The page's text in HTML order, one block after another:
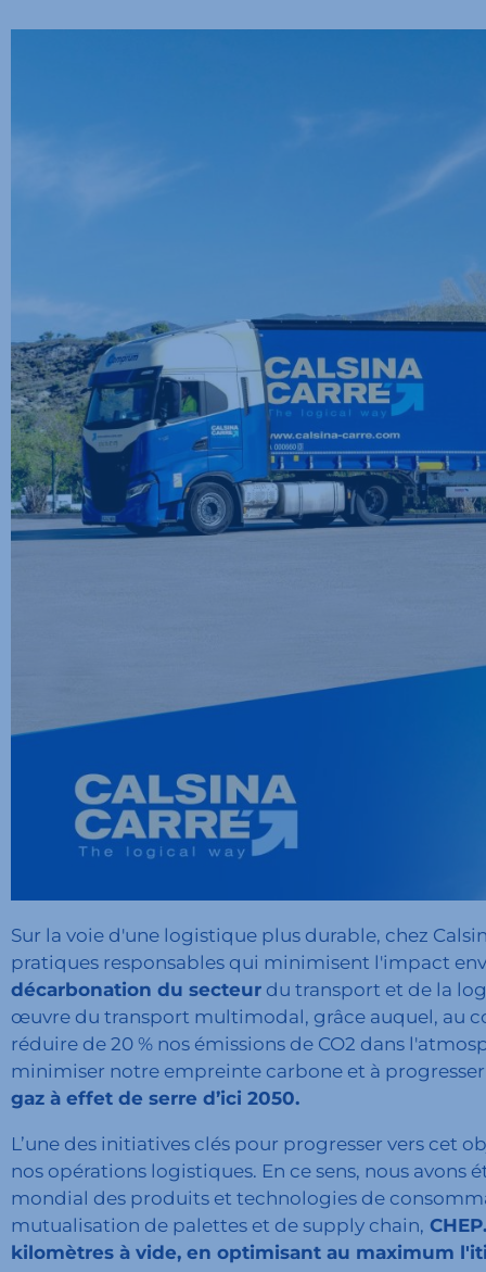
Sur la voie d'une logistique plus durable, chez
pratiques responsables qui minimisent l'impact
décarbonation du secteur du transport et de la
œuvre du transport multimodal, grâce auquel, au
réduire de 20 % nos émissions de CO2 dans
minimiser notre empreinte carbone et à
gaz à effet de serre d’ici 2050.
L’une des initiatives clés pour progresser vers cet
nos opérations logistiques. En ce sens, nous avons
mondial des produits et technologies de
mutualisation de palettes et de supply chain, CHEP.
kilomètres à vide, en optimisant au maximum